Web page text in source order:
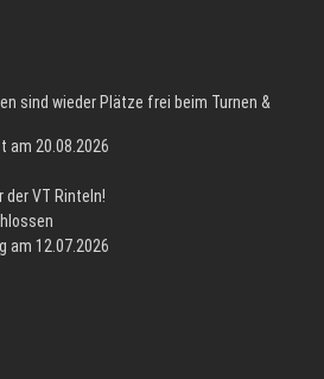
sind wieder Plätze frei beim Turnen &
am 20.08.2026
der VT Rinteln!
am 12.07.2026